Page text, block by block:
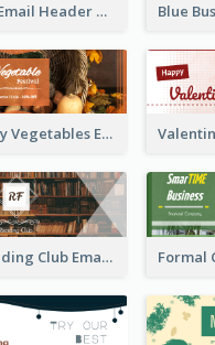
Restaurant Email Header With Photo Of Meal
Photography Vegetables Email Header Of Discount Event
Vintage Reading Club Email Header With White Decoration